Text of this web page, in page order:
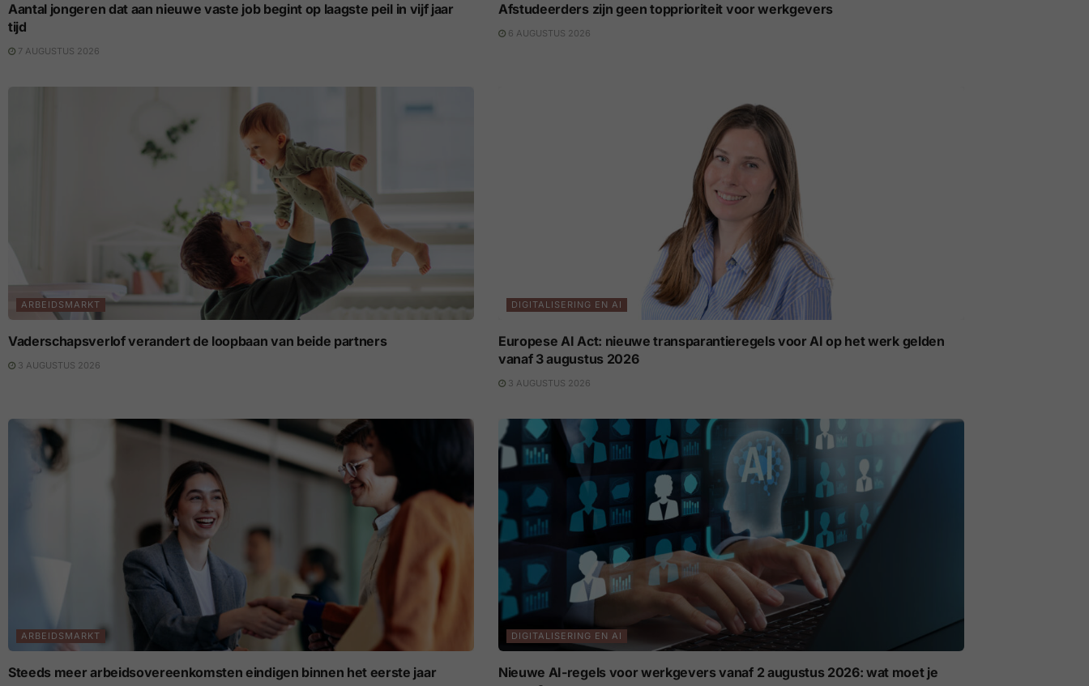
Aantal jongeren dat aan nieuwe vaste job begint op laagste peil in vijf jaar
tijd
7 AUGUSTUS 2026
Afstudeerders zijn geen topprioriteit voor werkgevers
6 AUGUSTUS 2026
ARBEIDSMARKT
Vaderschapsverlof verandert de loopbaan van beide partners
3 AUGUSTUS 2026
DIGITALISERING EN AI
Europese AI Act: nieuwe transparantieregels voor AI op het werk gelden
vanaf 3 augustus 2026
3 AUGUSTUS 2026
ARBEIDSMARKT
Steeds meer arbeidsovereenkomsten eindigen binnen het eerste jaar
DIGITALISERING EN AI
Nieuwe AI-regels voor werkgevers vanaf 2 augustus 2026: wat moet je